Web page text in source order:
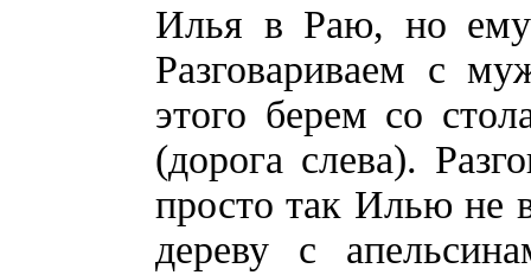
Илья в Раю, но
Разговариваем с
этого берем со
(дорога слева).
просто так Илью не
дереву с